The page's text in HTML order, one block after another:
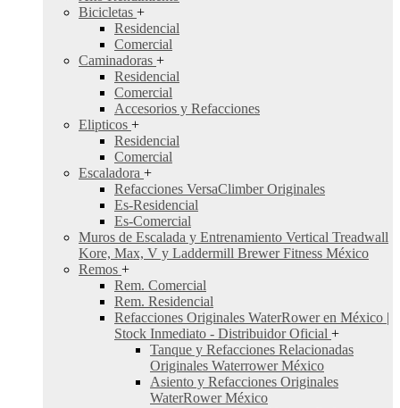
Bicicletas +
Residencial
Comercial
Caminadoras +
Residencial
Comercial
Accesorios y Refacciones
Elipticos +
Residencial
Comercial
Escaladora +
Refacciones VersaClimber Originales
Es-Residencial
Es-Comercial
Muros de Escalada y Entrenamiento Vertical Treadwall
Kore, Max, V y Laddermill Brewer Fitness México
Remos +
Rem. Comercial
Rem. Residencial
Refacciones Originales WaterRower en México |
Stock Inmediato - Distribuidor Oficial +
Tanque y Refacciones Relacionadas
Originales Waterrower México
Asiento y Refacciones Originales
WaterRower México